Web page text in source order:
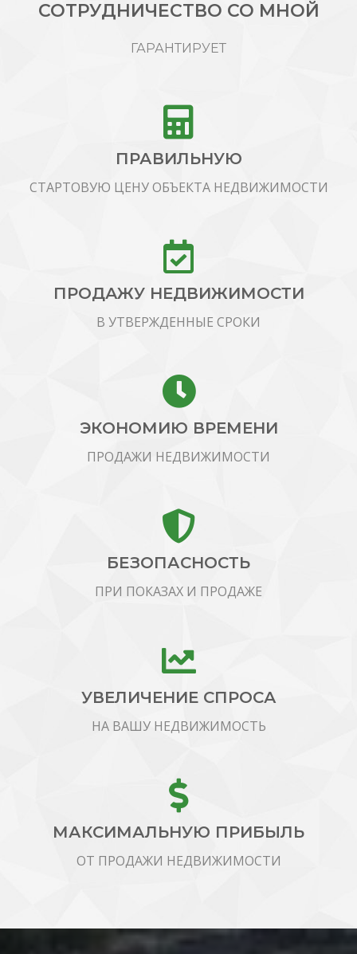
СОТРУДНИЧЕСТВО СО МНОЙ
ГАРАНТИРУЕТ
ПРАВИЛЬНУЮ
СТАРТОВУЮ ЦЕНУ ОБЪЕКТА НЕДВИЖИМОСТИ
ПРОДАЖУ НЕДВИЖИМОСТИ
В УТВЕРЖДЕННЫЕ СРОКИ
ЭКОНОМИЮ ВРЕМЕНИ
ПРОДАЖИ НЕДВИЖИМОСТИ
БЕЗОПАСНОСТЬ
ПРИ ПОКАЗАХ И ПРОДАЖЕ
УВЕЛИЧЕНИЕ СПРОСА
НА ВАШУ НЕДВИЖИМОСТЬ
МАКСИМАЛЬНУЮ ПРИБЫЛЬ
ОТ ПРОДАЖИ НЕДВИЖИМОСТИ